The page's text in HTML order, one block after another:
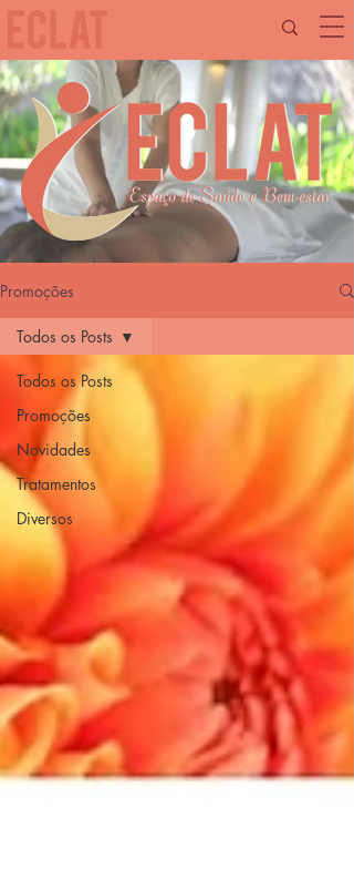
Promoções
Todos os Posts
Promoções
Novidades
Tratamentos
Diversos
Todos os Posts